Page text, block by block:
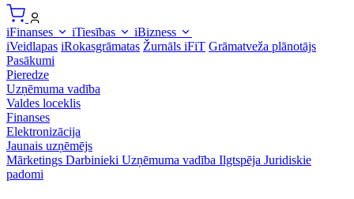
iFinanses iTiesības
iBizness
iVeidlapas iRokasgrāmatas Žurnāls iFiT Grāmatveža plānotājs
Pasākumi
Pieredze
Uzņēmuma vadība
Valdes loceklis
Finanses
Elektronizācija
Jaunais uzņēmējs
Mārketings Darbinieki Uzņēmuma vadība Ilgtspēja Juridiskie
padomi